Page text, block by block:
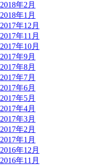
2018年2月
2018年1月
2017年12月
2017年11月
2017年10月
2017年9月
2017年8月
2017年7月
2017年6月
2017年5月
2017年4月
2017年3月
2017年2月
2017年1月
2016年12月
2016年11月